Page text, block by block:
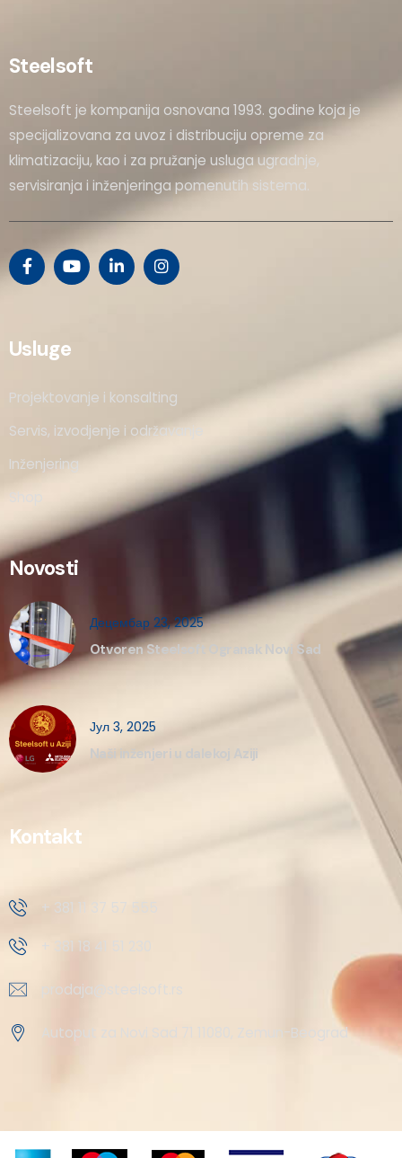
Steelsoft
Steelsoft je kompanija osnovana 1993. godine koja je
specijalizovana za uvoz i distribuciju opreme za
klimatizaciju, kao i za pružanje usluga ugradnje,
servisiranja i inženjeringa pomenutih sistema.
Usluge
Projektovanje i konsalting
Servis, izvodjenje i održavanje
Inženjering
Shop
Novosti
Децембар 23, 2025
Otvoren Steelsoft Ogranak Novi Sad
Јул 3, 2025
Naši inženjeri u dalekoj Aziji
Kontakt
+ 381 11 37 57 555
+ 381 18 41 51 230
prodaja@steelsoft.rs
Autoput za Novi Sad 71 11080, Zemun-Beograd